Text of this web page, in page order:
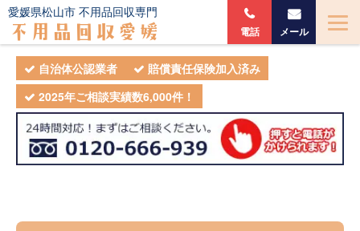
自治体公認業者
賠償責任保険加入済み
2025年ご相談実績数6,000件！
愛媛県松山市 不用品回収専門
不用品回収愛媛 電話 メール